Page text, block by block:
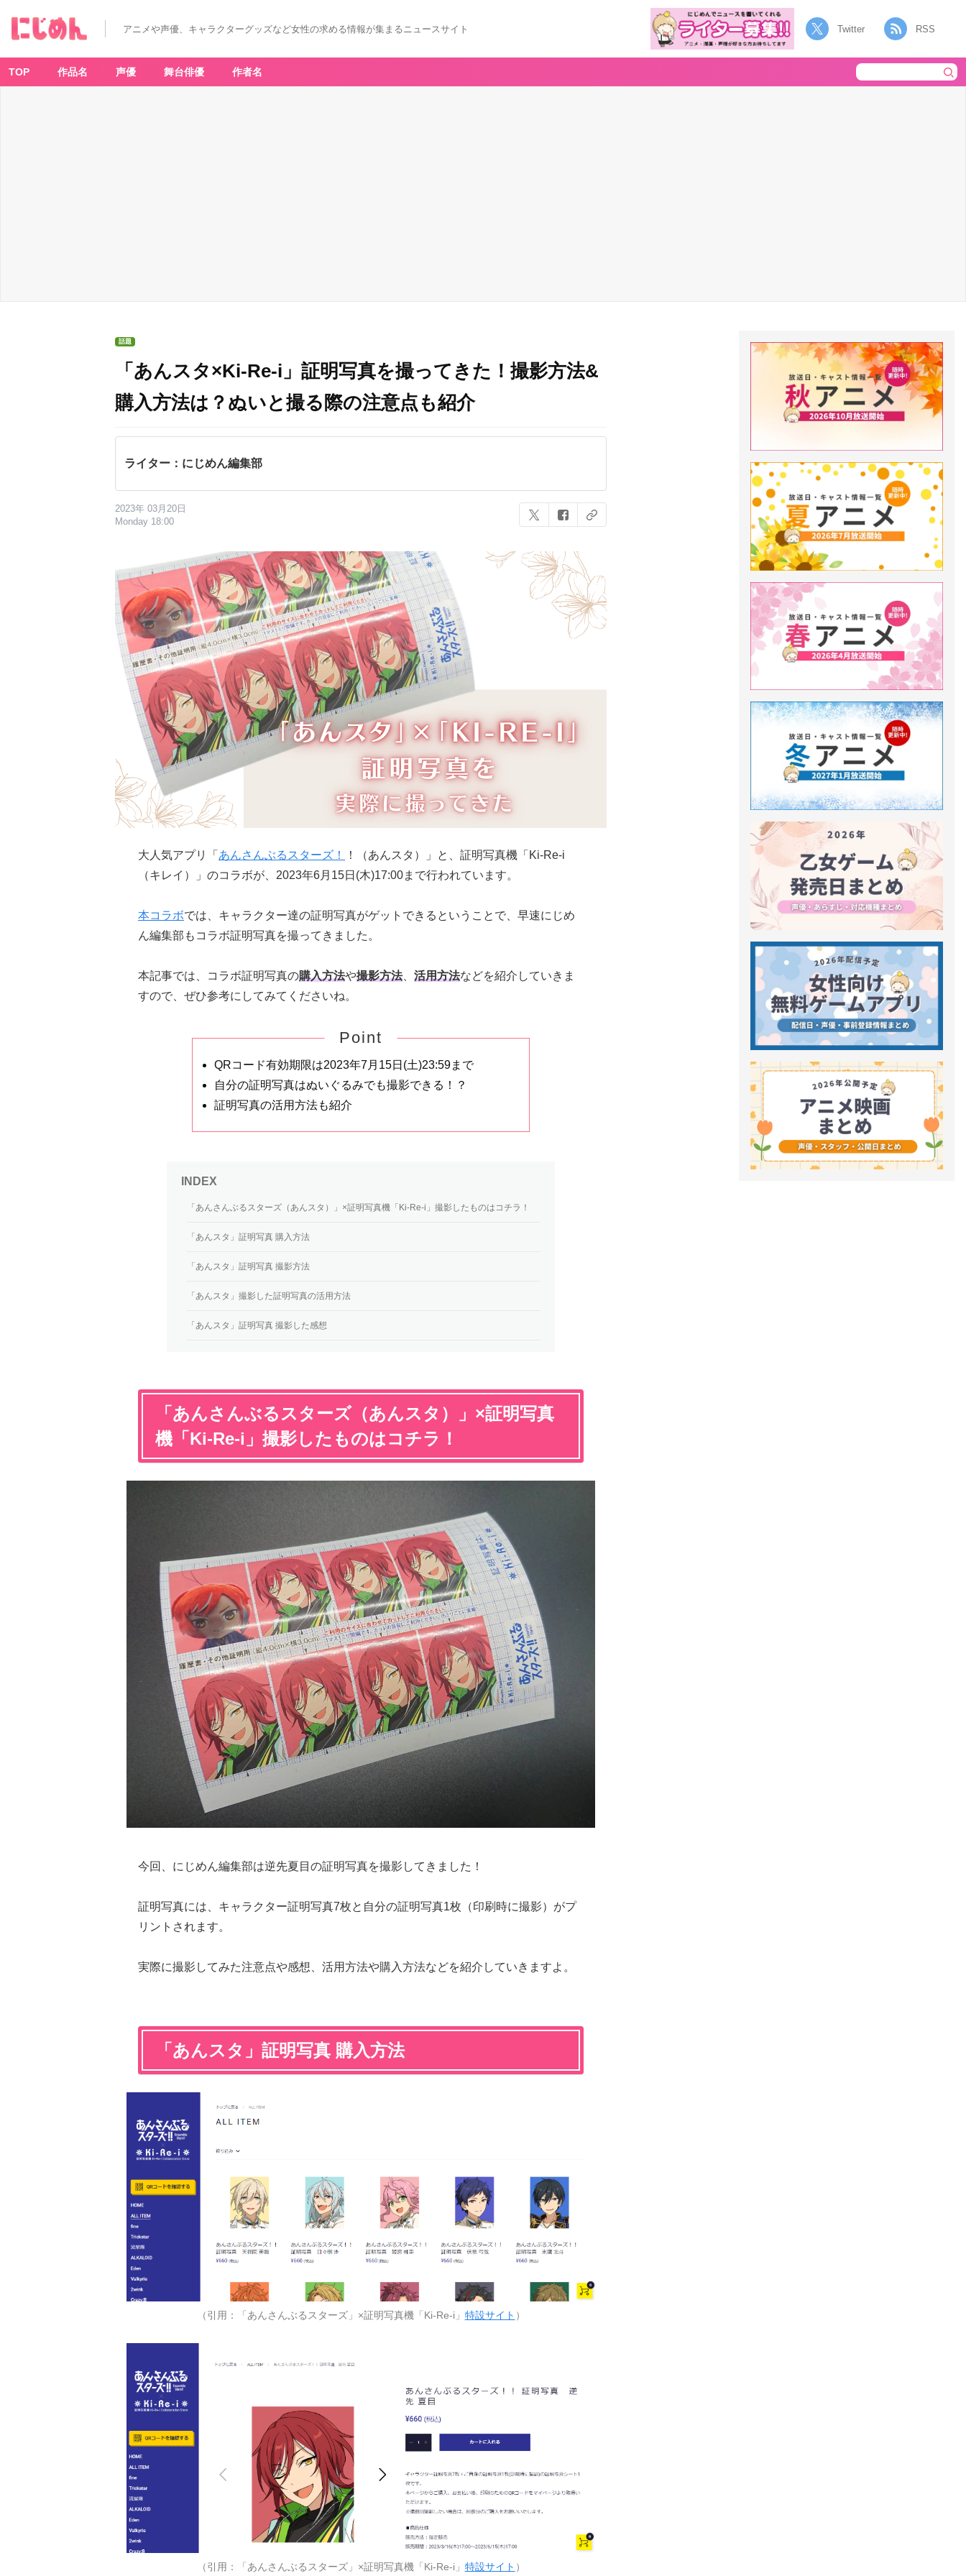
アニメや声優、キャラクターグッズなど女性の求める情報が集まるニュースサイト Twitter RSS
TOP 作品名 声優 舞台俳優 作者名
話題
「あんスタ×Ki-Re-i」証明写真を撮ってきた！撮影方法&
購入方法は？ぬいと撮る際の注意点も紹介
ライター：にじめん編集部
2023年 03月20日
Monday 18:00
大人気アプリ「 あんさんぶるスターズ！
！（あんスタ）」と、証明写真機「Ki-Re-i
（キレイ）」のコラボが、2023年6月15日(木)17:00まで行われています。
本コラボでは、キャラクター達の証明写真がゲットできるということで、早速にじめ
ん編集部もコラボ証明写真を撮ってきました。
本記事では、コラボ証明写真の購入方法や撮影方法、 活用方法などを紹介していきま
すので、ぜひ参考にしてみてくださいね。
Point
QRコード有効期限は2023年7月15日(土)23:59まで
自分の証明写真はぬいぐるみでも撮影できる！？
証明写真の活用方法も紹介
「あんさんぶるスターズ（あんスタ）」×証明写真機「Ki-Re-i」撮影したものはコチラ！
「あんスタ」証明写真 購入方法
「あんスタ」証明写真 撮影方法
「あんスタ」撮影した証明写真の活用方法
「あんスタ」証明写真 撮影した感想
「あんさんぶるスターズ（あんスタ）」×証明写真
機「Ki-Re-i」撮影したものはコチラ！
今回、にじめん編集部は逆先夏目の証明写真を撮影してきました！
証明写真には、キャラクター証明写真7枚と自分の証明写真1枚（印刷時に撮影）がプ
リントされます。
実際に撮影してみた注意点や感想、活用方法や購入方法などを紹介していきますよ。
「あんスタ」証明写真 購入方法
（引用：「あんさんぶるスターズ」×証明写真機「Ki-Re-i」 特設サイト ）
（引用：「あんさんぶるスターズ」×証明写真機「Ki-Re-i」 特設サイト ）